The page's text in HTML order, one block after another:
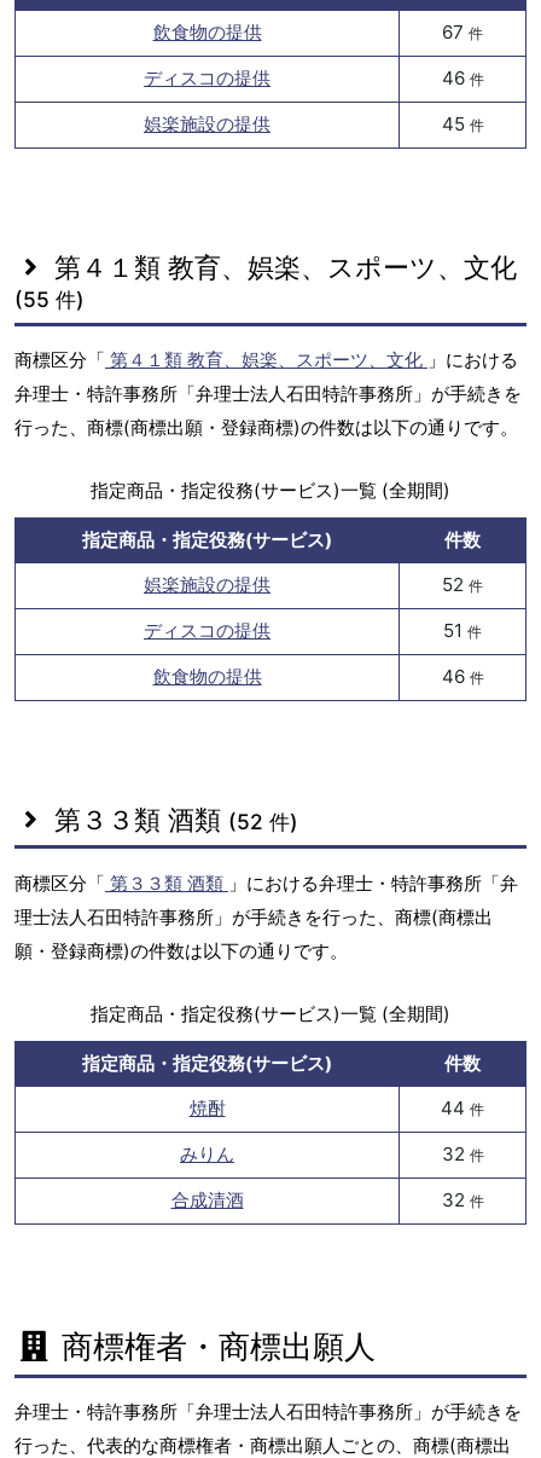
飲食物の提供
67 件
ディスコの提供 46 件
娯楽施設の提供 45 件
第４１類 教育、娯楽、スポーツ、文化
(55 件)
商標区分「 第４１類 教育、娯楽、スポーツ、文化 」における
弁理士・特許事務所「弁理士法人石田特許事務所」が手続きを
行った、商標(商標出願・登録商標)の件数は以下の通りです。
指定商品・指定役務(サービス)一覧 (全期間)
指定商品・指定役務(サービス)
件数
娯楽施設の提供
52 件
ディスコの提供 51 件
飲食物の提供 46 件
第３３類 酒類 (52 件)
商標区分「 第３３類 酒類 」における弁理士・特許事務所「弁
理士法人石田特許事務所」が手続きを行った、商標(商標出
願・登録商標)の件数は以下の通りです。
指定商品・指定役務(サービス)一覧 (全期間)
指定商品・指定役務(サービス)
件数
焼酎
44 件
みりん 32 件
合成清酒 32 件
商標権者・商標出願人
弁理士・特許事務所「弁理士法人石田特許事務所」が手続きを
行った、代表的な商標権者・商標出願人ごとの、商標(商標出